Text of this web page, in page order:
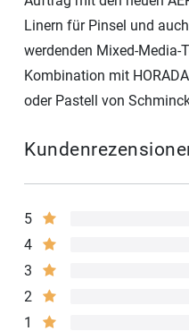
Linern für Pinsel und
werdenden Mixed-Media-
Kombination mit
oder Pastell von
5
4
3
2
1